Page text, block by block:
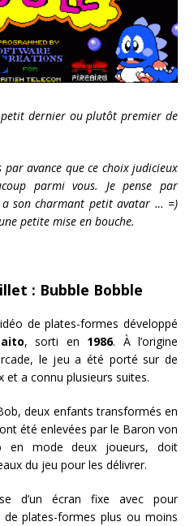
dernier ou plutôt premier de
par avance que ce choix judicieux
parmi vous. Je pense par
son charmant petit avatar … =)
petite mise en bouche.
: Bubble Bobble
de plates-formes développé
, sorti en 1986. À l’origine
le jeu a été porté sur de
a connu plusieurs suites.
deux enfants transformés en
été enlevées par le Baron von
en mode deux joueurs, doit
du jeu pour les délivrer.
d’un écran fixe avec pour
plates-formes plus ou moins